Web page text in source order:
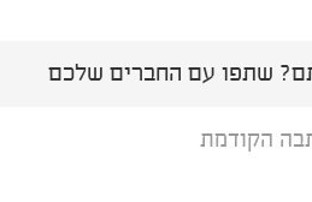
שתפו עם החברים שלכם
הקודמת